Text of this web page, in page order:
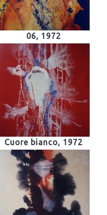
06, 1972
Cuore bianco, 1972